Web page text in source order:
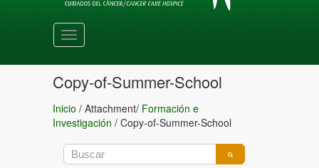
Toggle
navigation
Copy-of-Summer-School
Inicio / Attachment/ Formación e
Investigación / Copy-of-Summer-School